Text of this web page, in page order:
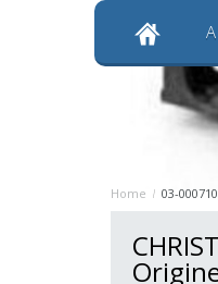
Home / 03-